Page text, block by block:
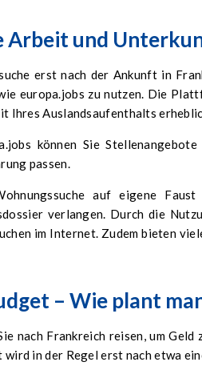
Arbeit und
erst nach der Ankunft in
europa.jobs zu nutzen. Die
Ihres Auslandsaufenthalts
können Sie
passen.
auf eigene
verlangen. Durch die
im Internet. Zudem bieten
– Wie plant
nach Frankreich reisen, um
wird in der Regel erst nach etwa